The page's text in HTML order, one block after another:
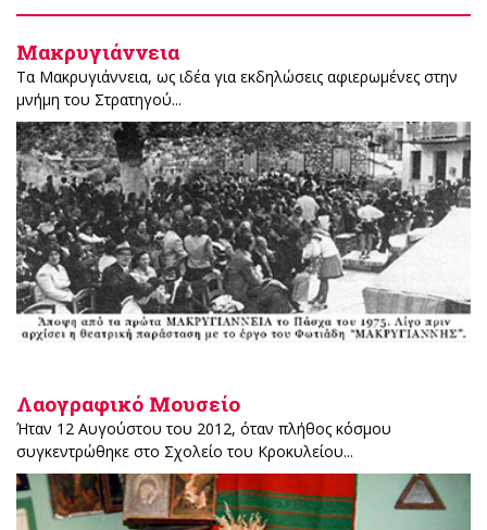
Μακρυγιάννεια
Τα Μακρυγιάννεια, ως ιδέα για εκδηλώσεις αφιερωμένες στην
μνήμη του Στρατηγού...
Λαογραφικό Μουσείο
Ήταν 12 Αυγούστου του 2012, όταν πλήθος κόσμου
συγκεντρώθηκε στο Σχολείο του Κροκυλείου...